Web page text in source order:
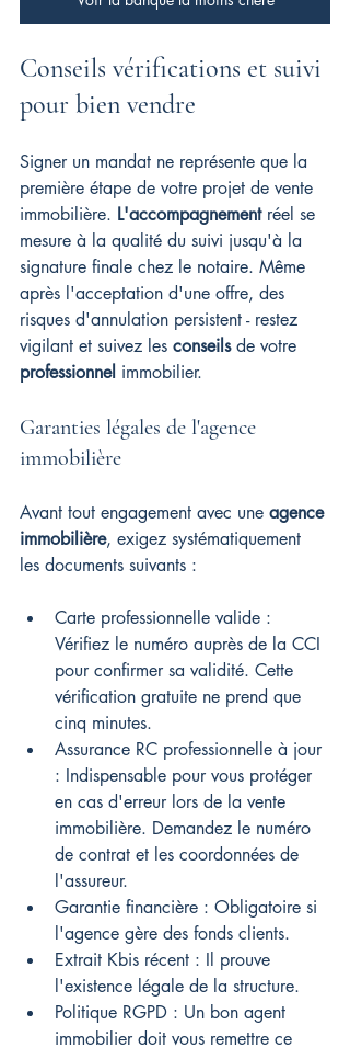
Conseils vérifications et suivi
pour bien vendre
Signer un mandat ne représente que la
première étape de votre projet de vente
immobilière. L'accompagnement réel se
mesure à la qualité du suivi jusqu'à la
signature finale chez le notaire. Même
après l'acceptation d'une offre, des
risques d'annulation persistent - restez
vigilant et suivez les conseils de votre
professionnel immobilier.
Garanties légales de l'agence
immobilière
Avant tout engagement avec une agence
immobilière, exigez systématiquement
les documents suivants :
Carte professionnelle valide :
Vérifiez le numéro auprès de la CCI
pour confirmer sa validité. Cette
vérification gratuite ne prend que
cinq minutes.
Assurance RC professionnelle à jour
: Indispensable pour vous protéger
en cas d'erreur lors de la vente
immobilière. Demandez le numéro
de contrat et les coordonnées de
l'assureur.
Garantie financière : Obligatoire si
l'agence gère des fonds clients.
Extrait Kbis récent : Il prouve
l'existence légale de la structure.
Politique RGPD : Un bon agent
immobilier doit vous remettre ce